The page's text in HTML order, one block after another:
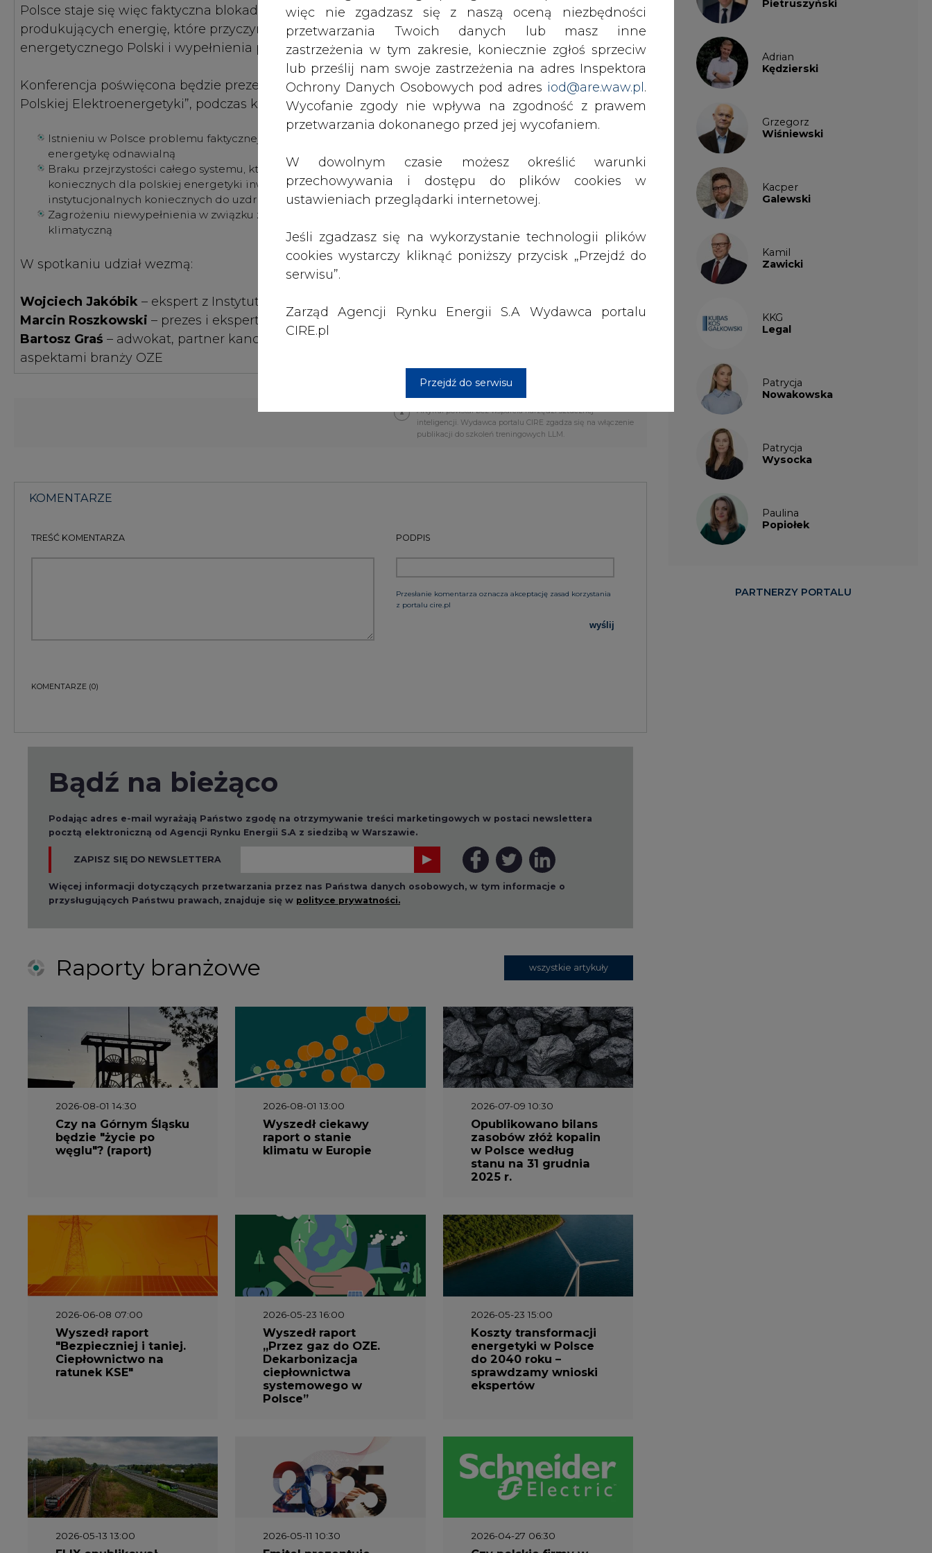
więc nie zgadzasz się z naszą oceną niezbędności
przetwarzania Twoich danych lub masz inne
zastrzeżenia w tym zakresie, koniecznie zgłoś sprzeciw
lub prześlij nam swoje zastrzeżenia na adres Inspektora
Ochrony Danych Osobowych pod adres iod@are.waw.pl .
Wycofanie zgody nie wpływa na zgodność z prawem
przetwarzania dokonanego przed jej wycofaniem.
W dowolnym czasie możesz określić warunki
przechowywania i dostępu do plików cookies w
ustawieniach przeglądarki internetowej.
Jeśli zgadzasz się na wykorzystanie technologii plików
cookies wystarczy kliknąć poniższy przycisk „Przejdź do
serwisu”.
Zarząd Agencji Rynku Energii S.A Wydawca portalu
CIRE.pl
Przejdź do serwisu
Polsce staje się więc faktyczna blokada mocy. Gdyby nie ona, mogłoby już powstać wiele instalacji
produkujących energię, które przyczyniłyby się m.in. do zwiększenia bezpieczeństwa
energetycznego Polski i wypełnienia przez nasz kraj zobowiązań klimatycznych.
Konferencja poświęcona będzie prezentacji przygotowanego właśnie raportu pt. „Uwolnić Moc
Polskiej Elektroenergetyki”, podczas którego jego autorzy i zaproszeni eksperci opowiedzą m.in. o:
Istnieniu w Polsce problemu faktycznej blokady przyłączeń do sieci, z których korzystać chcą inwestorzy w
energetykę odnawialną
Braku przejrzystości całego systemu, który pozwala na faktyczną blokadę mocy i na wstrzymywanie
koniecznych dla polskiej energetyki inwestycji w OZE oraz propozycjach rozwiązań prawno -
instytucjonalnych koniecznych do uzdrowienia tej sytuacji
Zagrożeniu niewypełnienia w związku z tym przez Polskę celu wyznaczonego przez unijną politykę
klimatyczną
W spotkaniu udział wezmą:
Wojciech Jakóbik – ekspert z Instytutu Jagiellońskiego, współautor raportu
Marcin Roszkowski – prezes i ekspert Instytutu Jagiellońskiego
Bartosz Graś – adwokat, partner kancelarii Kijewski Graś (KG Legal) zajmujący się prawnymi
aspektami branży OZE
Artykuł powstał bez wsparcia narzędzi sztucznej
inteligencji. Wydawca portalu CIRE zgadza się na włączenie
publikacji do szkoleń treningowych LLM.
KOMENTARZE
TREŚĆ KOMENTARZA PODPIS
Przesłanie komentarza oznacza akceptację zasad korzystania
z portalu cire.pl
wyślij
KOMENTARZE (0)
Bądź na bieżąco
Podając adres e-mail wyrażają Państwo zgodę na otrzymywanie treści marketingowych w postaci newslettera
pocztą elektroniczną od Agencji Rynku Energii S.A z siedzibą w Warszawie.
ZAPISZ SIĘ DO NEWSLETTERA
Więcej informacji dotyczących przetwarzania przez nas Państwa danych osobowych, w tym informacje o
przysługujących Państwu prawach, znajduje się w polityce prywatności.
Raporty branżowe wszystkie artykuły
2026-08-01 14:30
Czy na Górnym Śląsku
będzie "życie po
węglu"? (raport)
2026-08-01 13:00
Wyszedł ciekawy
raport o stanie
klimatu w Europie
2026-07-09 10:30
Opublikowano bilans
zasobów złóż kopalin
w Polsce według
stanu na 31 grudnia
2025 r.
2026-06-08 07:00
Wyszedł raport
"Bezpieczniej i taniej.
Ciepłownictwo na
ratunek KSE"
2026-05-23 16:00
Wyszedł raport
„Przez gaz do OZE.
Dekarbonizacja
ciepłownictwa
systemowego w
Polsce”
2026-05-23 15:00
Koszty transformacji
energetyki w Polsce
do 2040 roku –
sprawdzamy wnioski
ekspertów
2026-05-13 13:00 2026-05-11 10:30 2026-04-27 06:30
Pietruszyński
Adrian
Kędzierski
Grzegorz
Wiśniewski
Kacper
Galewski
Kamil
Zawicki
KKG
Legal
Patrycja
Nowakowska
Patrycja
Wysocka
Paulina
Popiołek
PARTNERZY PORTALU